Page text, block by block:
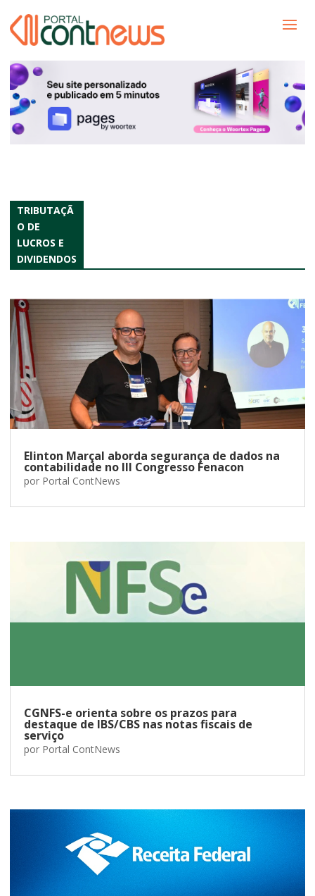
TRIBUTAÇÃ
O DE
LUCROS E
DIVIDENDOS
Elinton Marçal aborda segurança de dados na
contabilidade no III Congresso Fenacon
por Portal ContNews
CGNFS-e orienta sobre os prazos para
destaque de IBS/CBS nas notas fiscais de
serviço
por Portal ContNews